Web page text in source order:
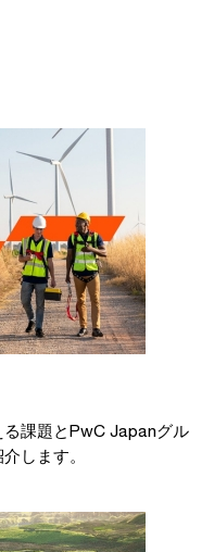
課題とPwC Japanグル
します。